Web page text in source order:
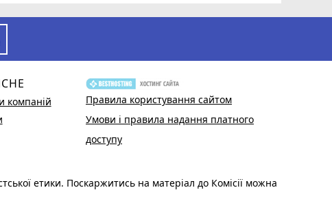
компаній
Правила користування сайтом
Умови і правила надання платного
доступу
етики. Поскаржитись на матеріал до Комісії можна